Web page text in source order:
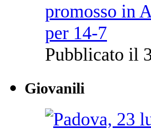
promosso in
per 14-7
Pubblicato il
Giovanili